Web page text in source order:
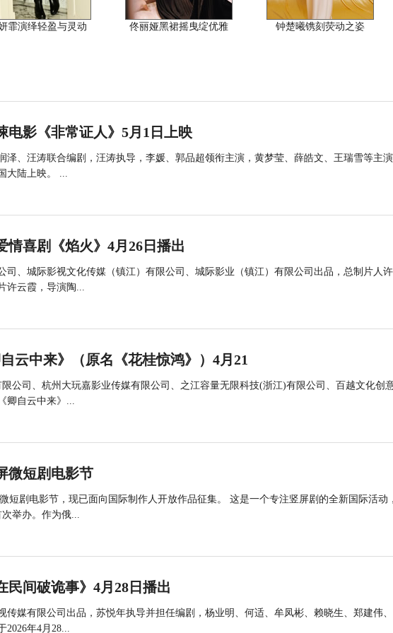
霏演绎轻盈与灵动 佟丽娅黑裙摇曳绽优雅 钟楚曦镌刻荧动之姿
电影《非常证人》5月1日上映
泽、汪涛联合编剧，汪涛执导，李媛、郭品超领衔主演，黄梦莹、薛皓文、王瑞雪等主
大陆上映。 ...
情喜剧《焰火》4月26日播出
司、城际影视文化传媒（镇江）有限公司、城际影业（镇江）有限公司出品，总制片人许
许云霞，导演陶...
云中来》（原名《花桂惊鸿》）4月21
公司、杭州大玩嘉影业传媒有限公司、之江容量无限科技(浙江)有限公司、百越文化创
卿自云中来》...
微短剧电影节
短剧电影节，现已面向国际制作人开放作品征集。 这是一个专注竖屏剧的全新国际活动
次举办。作为俄...
民间破诡事》4月28日播出
传媒有限公司出品，苏悦年执导并担任编剧，杨业明、何适、牟凤彬、赖晓生、郑建伟
2026年4月28...